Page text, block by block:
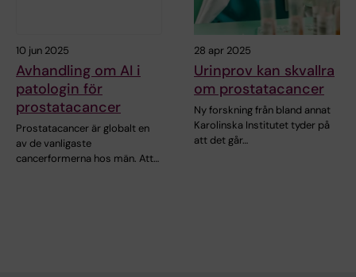
10 jun 2025
Avhandling om AI i
patologin för
prostatacancer
Prostatacancer är globalt en
av de vanligaste
cancerformerna hos män. Att…
28 apr 2025
Urinprov kan skvallra
om prostatacancer
Ny forskning från bland annat
Karolinska Institutet tyder på
att det går…